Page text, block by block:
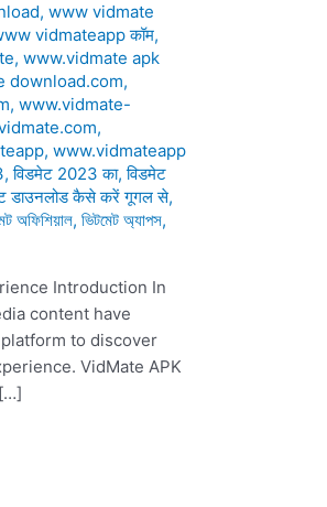
,www vidmate
vidmateapp कॉम,
,www.vidmate apk
download.com,
,www.vidmate-
,
,www.vidmateapp
,विडमेट 2023 का,विडमेट
डाउनलोड कैसे करें गूगल से,
অফিশিয়াল,ভিটমেট অ্যাপস,
Introduction In
content have
to discover
VidMate APK